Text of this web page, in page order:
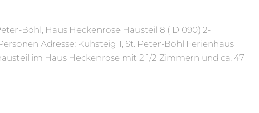
Böhl, Haus Heckenrose Hausteil 8 (ID 090) 2-
Adresse: Kuhsteig 1, St. Peter-Böhl Ferienhaus
im Haus Heckenrose mit 2 1/2 Zimmern und ca. 47